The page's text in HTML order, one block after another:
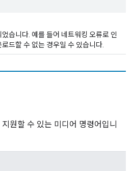
습니다. 예를 들어 네트워킹 오류로 인
드할 수 없는 경우일 수 있습니다.
원할 수 있는 미디어 명령어입니